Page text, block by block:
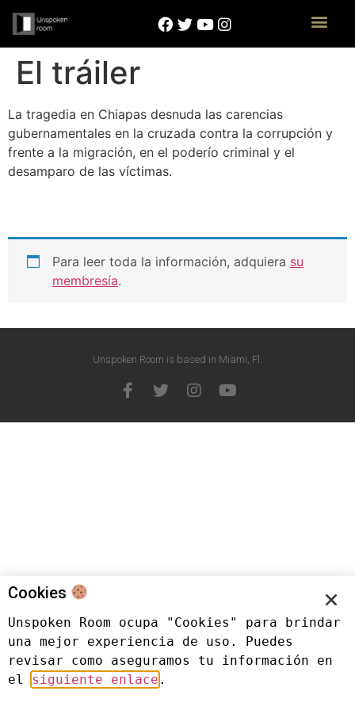
El tráiler
La tragedia en Chiapas desnuda las carencias
gubernamentales en la cruzada contra la corrupción y
frente a la migración, en el poderío criminal y el
desamparo de las víctimas.
Para leer toda la información, adquiera su
membresía.
Unspoken Room is based in Miami, Fl.
Cookies
Unspoken Room ocupa "Cookies" para brindar
una mejor experiencia de uso. Puedes
revisar como aseguramos tu información en
el siguiente enlace .